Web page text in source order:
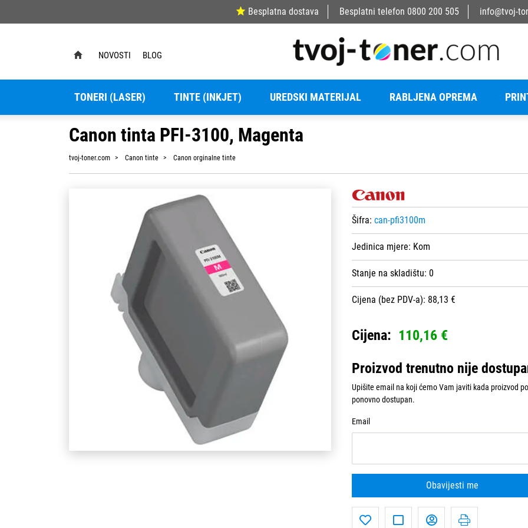
Besplatna dostava Besplatni telefon 0800 200 505 info@tvoj-
NOVOSTI BLOG
TONERI (LASER) TINTE (INKJET) UREDSKI MATERIJAL RABLJENA OPREMA
Canon tinta PFI-3100, Magenta
tvoj-toner.com Canon tinte Canon orginalne tinte
Šifra: can-pfi3100m
Jedinica mjere: Kom
Stanje na skladištu: 0
Cijena (bez PDV-a): 88,13 €
Cijena: 110,16 €
Proizvod trenutno nije
Upišite email na koji ćemo Vam javiti kada proizvod
ponovno dostupan.
Email
Obavijesti me